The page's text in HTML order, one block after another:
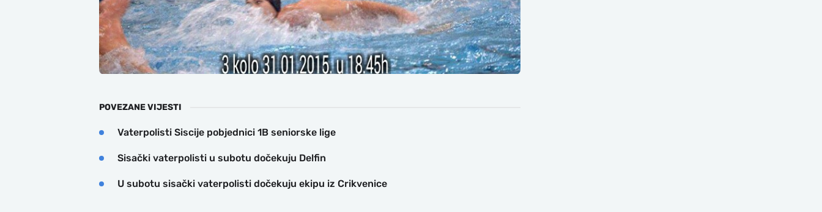
POVEZANE VIJESTI
Vaterpolisti Siscije pobjednici 1B seniorske lige
Sisački vaterpolisti u subotu dočekuju Delfin
U subotu sisački vaterpolisti dočekuju ekipu iz Crikvenice